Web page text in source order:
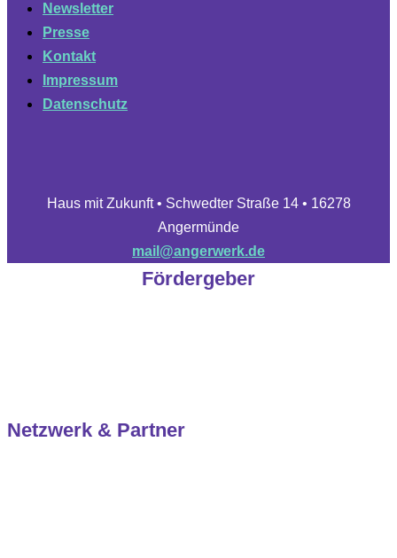
Newsletter
Presse
Kontakt
Impressum
Datenschutz
Haus mit Zukunft • Schwedter Straße 14 • 16278
Angermünde
mail@angerwerk.de
Fördergeber
Netzwerk & Partner